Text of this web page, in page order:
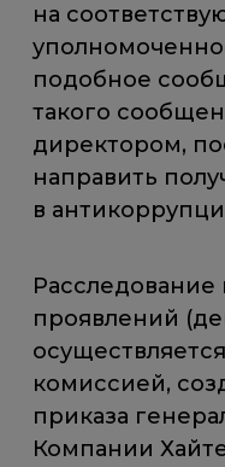
на
подобное
такого
директором,
направить
в
проявлений
комиссией,
приказа
Компании